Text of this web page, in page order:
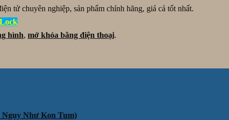
tử chuyên nghiệp, sản phẩm chính hãng, giá cả tốt nhất.
hình, mở khóa bằng điện thoại.
Ngụy Như Kon Tum)